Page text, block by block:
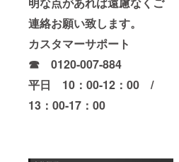
連絡お願い致します。
カスタマーサポート
☎ 0120-007-884
平日 10：00-12：00 /
13：00-17：00